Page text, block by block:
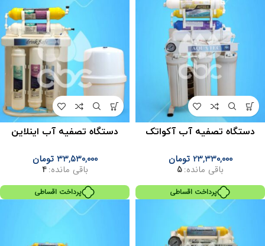
دستگاه تصفیه آب آکواتک
23,330,000 تومان
باقی مانده:5
دستگاه تصفیه آب اینلاین
33,530,000 تومان
باقی مانده:4
پرداخت اقساطی پرداخت اقساطی